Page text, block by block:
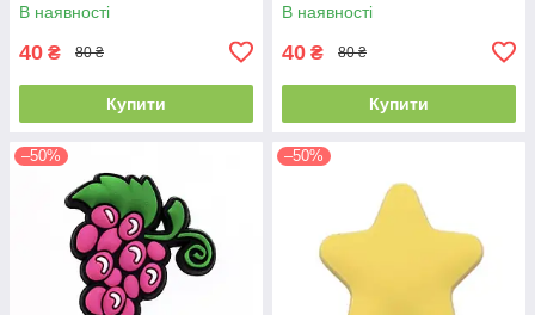
В наявності
40 ₴ 80 ₴
Купити
В наявності
40 ₴ 80 ₴
Купити
–50% –50%